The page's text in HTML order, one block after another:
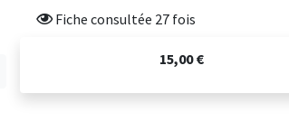
Fiche consultée 27 fois
15,00 €